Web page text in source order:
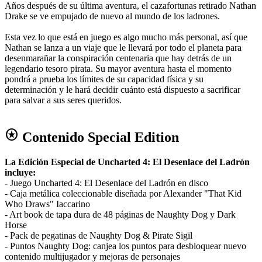
Años después de su última aventura, el cazafortunas retirado Nathan
Drake se ve empujado de nuevo al mundo de los ladrones.
Esta vez lo que está en juego es algo mucho más personal, así que
Nathan se lanza a un viaje que le llevará por todo el planeta para
desenmarañar la conspiración centenaria que hay detrás de un
legendario tesoro pirata. Su mayor aventura hasta el momento
pondrá a prueba los límites de su capacidad física y su
determinación y le hará decidir cuánto está dispuesto a sacrificar
para salvar a sus seres queridos.
stars Contenido Special Edition
La Edición Especial de Uncharted 4: El Desenlace del Ladrón
incluye:
- Juego Uncharted 4: El Desenlace del Ladrón en disco
- Caja metálica coleccionable diseñada por Alexander "That Kid
Who Draws" Iaccarino
- Art book de tapa dura de 48 páginas de Naughty Dog y Dark
Horse
- Pack de pegatinas de Naughty Dog & Pirate Sigil
- Puntos Naughty Dog: canjea los puntos para desbloquear nuevo
contenido multijugador y mejoras de personajes